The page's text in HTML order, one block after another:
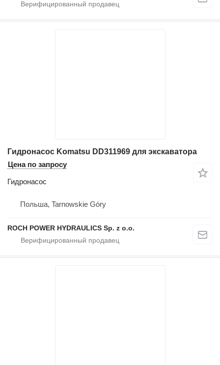
Гидронасос Komatsu DD311969 для экскаватора
Цена по запросу
Гидронасос
Польша, Tarnowskie Góry
ROCH POWER HYDRAULICS Sp. z o.o.